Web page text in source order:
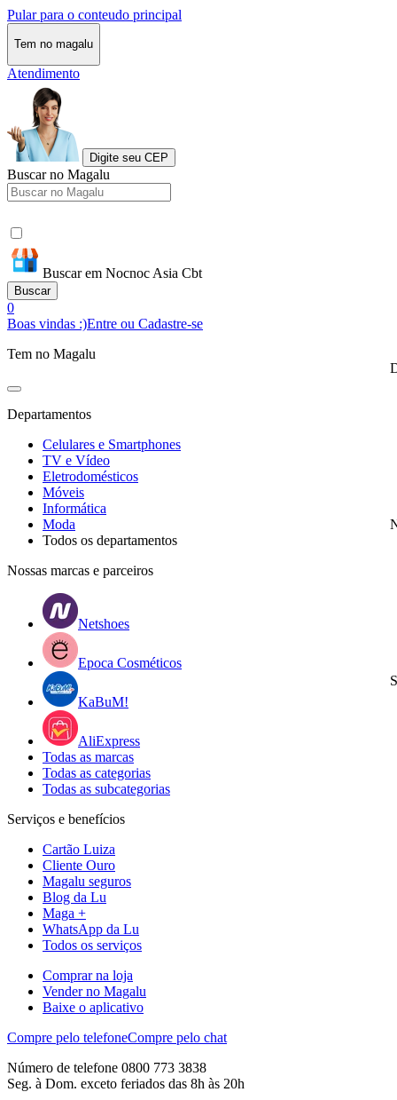
Pular para o conteudo principal
Tem no magalu
Atendimento
Digite seu CEP
Buscar no Magalu
Buscar em Nocnoc Asia Cbt
Buscar
0
Boas vindas :)Entre ou Cadastre-se
Tem no Magalu
Departamentos
Celulares e Smartphones
TV e Vídeo
Eletrodomésticos
Móveis
Informática
Moda
Todos os departamentos
Nossas marcas e parceiros
Netshoes
Epoca Cosméticos
KaBuM!
AliExpress
Todas as marcas
Todas as categorias
Todas as subcategorias
Serviços e benefícios
Cartão Luiza
Cliente Ouro
Magalu seguros
Blog da Lu
Maga +
WhatsApp da Lu
Todos os serviços
Comprar na loja
Vender no Magalu
Baixe o aplicativo
Compre pelo telefoneCompre pelo chat
Número de telefone 0800 773 3838
Seg. à Dom. exceto feriados das 8h às 20h